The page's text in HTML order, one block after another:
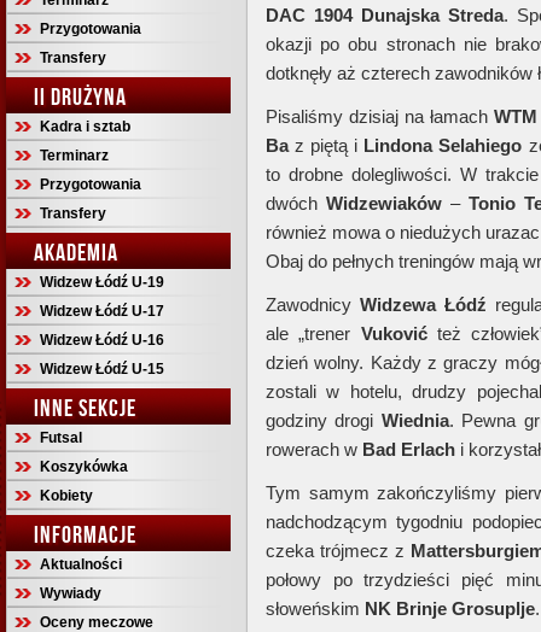
Przygotowania
Transfery
II DRUŻYNA
Kadra i sztab
Terminarz
Przygotowania
Transfery
AKADEMIA
Widzew Łódź U-19
Widzew Łódź U-17
Widzew Łódź U-16
Widzew Łódź U-15
INNE SEKCJE
Futsal
Koszykówka
Kobiety
INFORMACJE
Aktualności
Wywiady
Oceny meczowe
DAC 1904 Dunajska Streda.
okazji po obu stronach nie
dotknęły aż czterech zawodników
Pisaliśmy dzisiaj na łamach WTM
Baz piętą i Lindona Selahiego
to drobne dolegliwości. W
dwóchWidzewiaków –Tonio
również mowa o niedużych
Obaj do pełnych treningów mają
Zawodnicy Widzewa Łódź
ale „trener Vukovićteż
dzień wolny. Każdy z graczy
zostali w hotelu, drudzy
godziny drogi Wiednia. Pewna
rowerach w Bad Erlach i
Tym samym zakończyliśmy
nadchodzącym tygodniu
czeka trójmecz z
połowy po trzydzieści pięć
słoweńskim NK Brinje Grosuplje